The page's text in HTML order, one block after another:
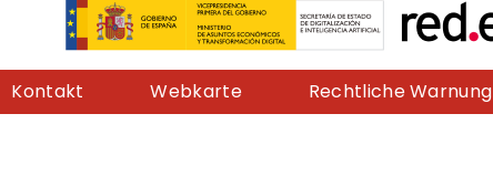
Kontakt Webkarte Rechtliche Warnung